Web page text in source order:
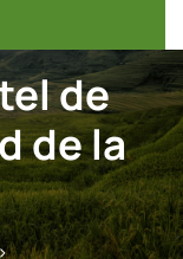
de
de la